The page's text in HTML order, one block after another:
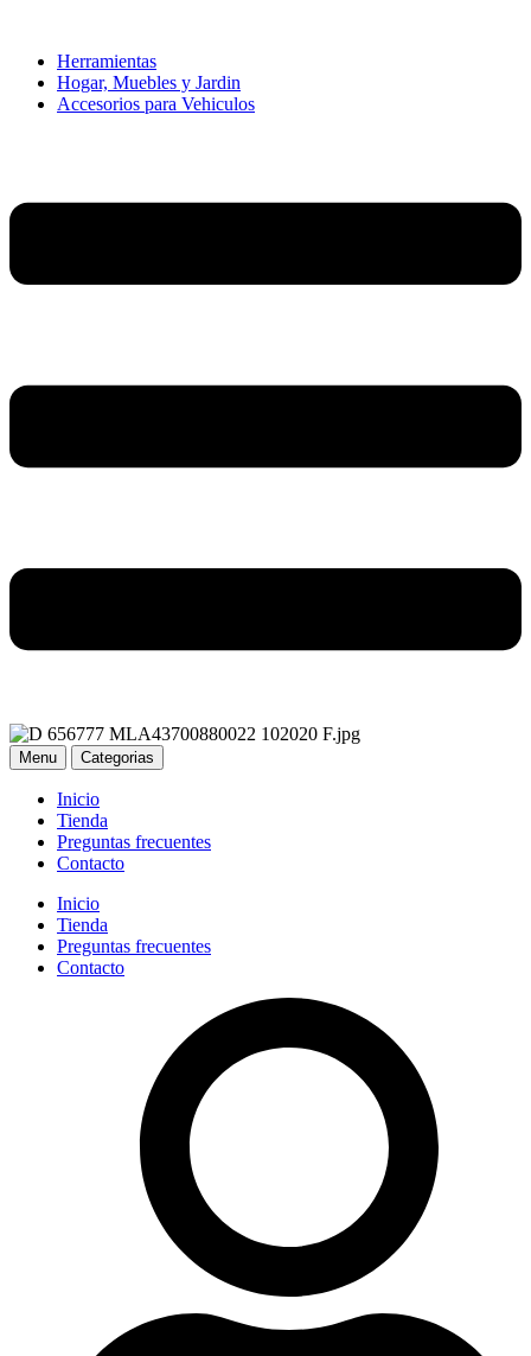
Herramientas
Hogar, Muebles y Jardin
Accesorios para Vehiculos
Menu Categorias
Inicio
Tienda
Preguntas frecuentes
Contacto
Inicio
Tienda
Preguntas frecuentes
Contacto